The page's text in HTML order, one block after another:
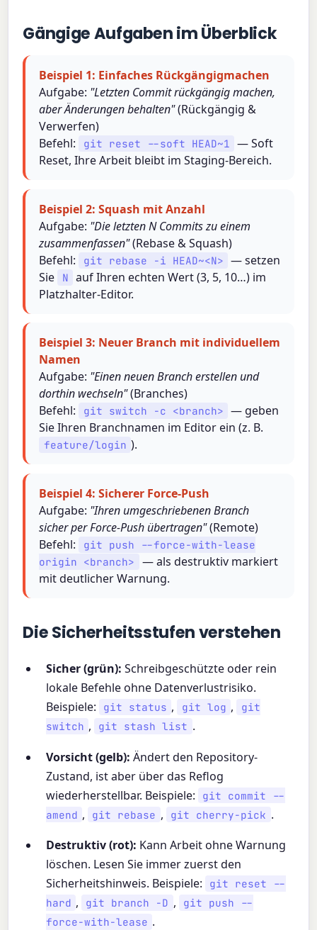
Gängige Aufgaben im Überblick
Beispiel 1: Einfaches Rückgängigmachen
Aufgabe: "Letzten Commit rückgängig machen,
aber Änderungen behalten"(Rückgängig &
Verwerfen)
Befehl:
git reset --soft HEAD~1
— Soft
Reset, Ihre Arbeit bleibt im Staging-Bereich.
Beispiel 2: Squash mit Anzahl
Aufgabe: "Die letzten N Commits zu einem
zusammenfassen"(Rebase & Squash)
Befehl:
git rebase -i HEAD~<N> — setzen
Sie
N auf Ihren echten Wert (3, 5, 10…) im
Platzhalter-Editor.
Beispiel 3: Neuer Branch mit individuellem
Namen
Aufgabe: "Einen neuen Branch erstellen und
dorthin wechseln"(Branches)
Befehl:
git switch -c <branch> — geben
Sie Ihren Branchnamen im Editor ein (z. B.
feature/login ).
Beispiel 4: Sicherer Force-Push
Aufgabe: "Ihren umgeschriebenen Branch
sicher per Force-Push übertragen"(Remote)
Befehl:
git push --force-with-lease
origin <branch>
— als destruktiv markiert
mit deutlicher Warnung.
Die Sicherheitsstufen verstehen
Sicher (grün): Schreibgeschützte oder rein
lokale Befehle ohne Datenverlustrisiko.
Beispiele:
git status , git log ,
git
switch , git stash list .
Vorsicht (gelb): Ändert den Repository-
Zustand, ist aber über das Reflog
wiederherstellbar. Beispiele:
git commit --
amend , git rebase , git cherry-pick .
Destruktiv (rot): Kann Arbeit ohne Warnung
löschen. Lesen Sie immer zuerst den
Sicherheitshinweis. Beispiele:
git reset --
hard , git branch -D ,
git push --
force-with-lease .